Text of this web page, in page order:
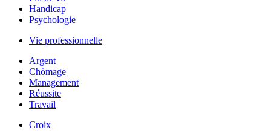
Handicap
Psychologie
Vie professionnelle
Argent
Chômage
Management
Réussite
Travail
Croix